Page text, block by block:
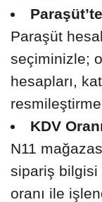
Paraşüt
seçiminizle;
hesapları,
resmileştirme
KDV
N11
sipariş bilgisi
oranı ile